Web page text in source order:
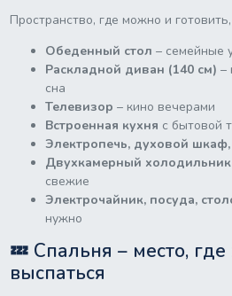
Пространство, где можно и
Обеденный стол – семейные
Раскладной диван (140 см) –
сна
Телевизор – кино вечерами
Встроенная кухня с бытовой
Электропечь, духовой
Двухкамерный холодильник
свежие
Электрочайник, посуда,
нужно
💤 Спальня – место, где
выспаться